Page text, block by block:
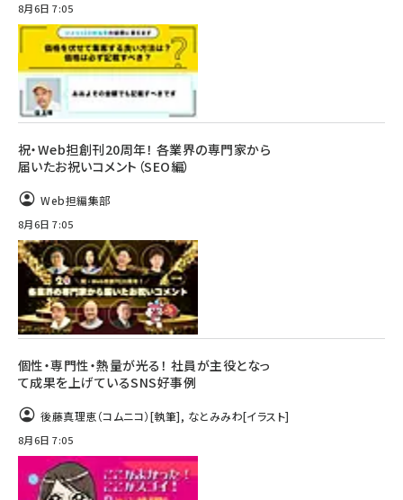
8月6日 7:05
祝・Web担創刊20周年！ 各業界の専門家から
届いたお祝いコメント（SEO編）
Web担編集部
8月6日 7:05
個性・専門性・熱量が光る！ 社員が主役となっ
て成果を上げているSNS好事例
後藤真理恵（コムニコ）[執筆], なとみみわ[イラスト]
8月6日 7:05